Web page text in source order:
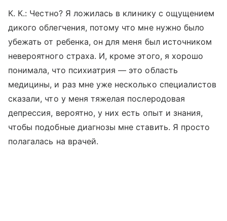
К. К.: Честно? Я ложилась в клинику с ощущением
дикого облегчения, потому что мне нужно было
убежать от ребенка, он для меня был источником
невероятного страха. И, кроме этого, я хорошо
понимала, что психиатрия — это область
медицины, и раз мне уже несколько специалистов
сказали, что у меня тяжелая послеродовая
депрессия, вероятно, у них есть опыт и знания,
чтобы подобные диагнозы мне ставить. Я просто
полагалась на врачей.